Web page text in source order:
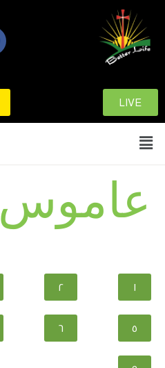
LIVE
عاموس
١ ٢
٥ ٦